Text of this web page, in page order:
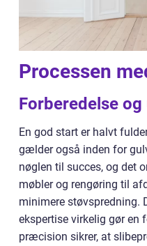
Processen
Forberedelse
En god start er halvt
gælder også inden for
nøglen til succes, og det
møbler og rengøring til
minimere støvspredning.
ekspertise virkelig gør en
præcision sikrer, at